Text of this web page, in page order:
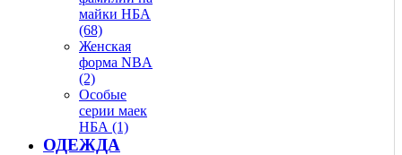
майки НБА
(68)
Женская
форма NBA
(2)
Особые
серии маек
НБА (1)
ОДЕЖДА